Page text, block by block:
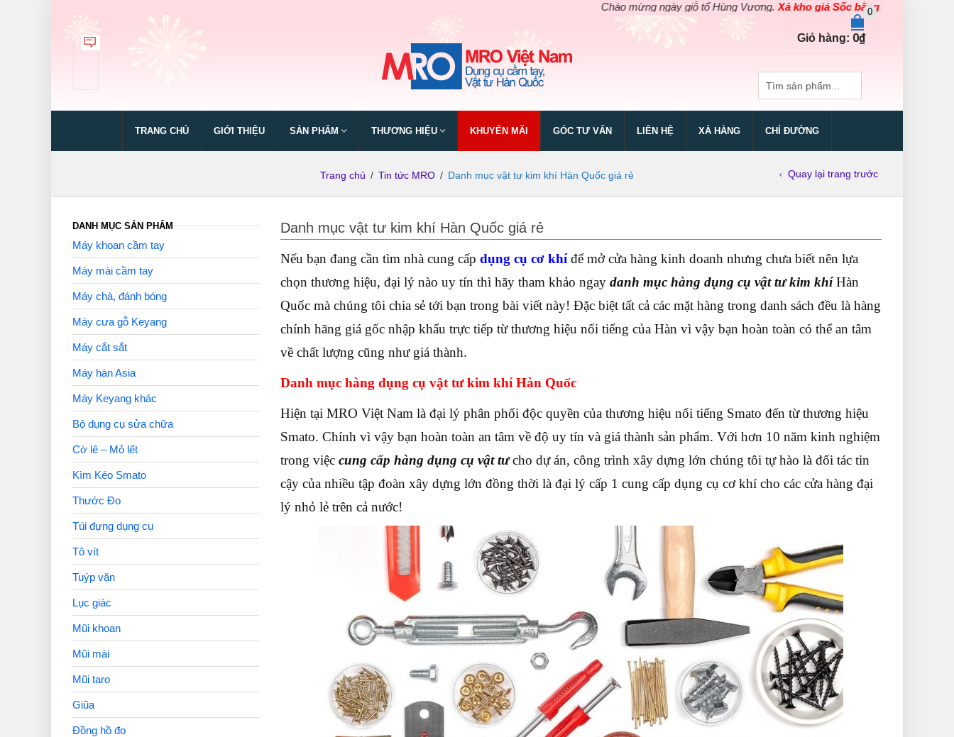
Chào mừng ngày giỗ tổ Hùng Vương.Xả kho giá Sốc bằng giá Gốccho các sản
0
Giỏ hàng: 0₫
TRANG CHỦ GIỚI THIỆU SẢN PHẨM THƯƠNG HIỆU KHUYẾN MÃI GÓC TƯ VẤN LIÊN HỆ XẢ HÀNG CHỈ ĐƯỜNG
Trang chủ / Tin tức MRO / Danh mục vật tư kim khí Hàn Quốc giá rẻ Quay lại trang trước
Danh mục vật tư kim khí Hàn Quốc giá rẻ
Nếu bạn đang cần tìm nhà cung cấp dụng cụ cơ khíđể mở cửa hàng kinh doanh nhưng chưa biết nên lựa
chọn thương hiệu, đại lý nào uy tín thì hãy tham khảo ngay danh mục hàng dụng cụ vật tư kim khíHàn
Quốc mà chúng tôi chia sẻ tới bạn trong bài viết này! Đặc biệt tất cả các mặt hàng trong danh sách đều là hàng
chính hãng giá gốc nhập khẩu trực tiếp từ thương hiệu nổi tiếng của Hàn vì vậy bạn hoàn toàn có thể an tâm
về chất lượng cũng như giá thành.
Danh mục hàng dụng cụ vật tư kim khí Hàn Quốc
Hiện tại MRO Việt Nam là đại lý phân phối độc quyền của thương hiệu nổi tiếng Smato đến từ thương hiệu
Smato. Chính vì vậy bạn hoàn toàn an tâm về độ uy tín và giá thành sản phẩm. Với hơn 10 năm kinh nghiệm
trong việc cung cấp hàng dụng cụ vật tưcho dự án, công trình xây dựng lớn chúng tôi tự hào là đối tác tin
cậy của nhiều tập đoàn xây dựng lớn đồng thời là đại lý cấp 1 cung cấp dụng cụ cơ khí cho các cửa hàng đại
lý nhỏ lẻ trên cả nước!
DANH MỤC SẢN PHẨM
Máy khoan cầm tay
Máy mài cầm tay
Máy chà, đánh bóng
Máy cưa gỗ Keyang
Máy cắt sắt
Máy hàn Asia
Máy Keyang khác
Bộ dụng cụ sửa chữa
Cờ lê – Mỏ lết
Kìm Kéo Smato
Thước Đo
Túi đựng dụng cụ
Tô vít
Tuýp vặn
Lục giác
Mũi khoan
Mũi mài
Mũi taro
Giũa
Đồng hồ đo